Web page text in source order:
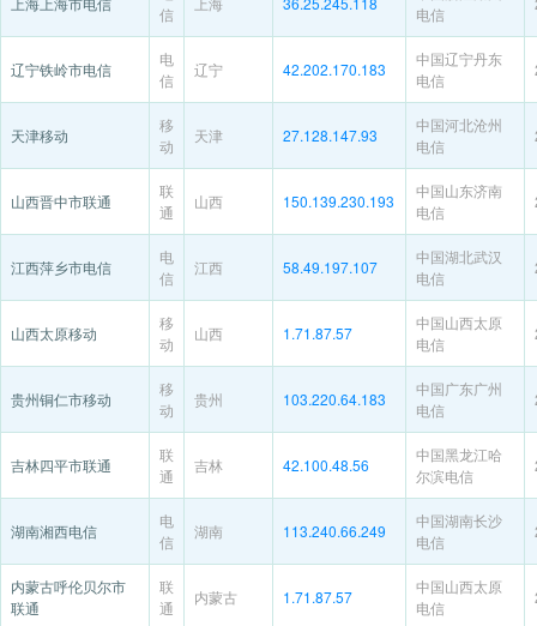
信
电信
辽宁铁岭市电信
电
信
辽宁 42.202.170.183
中国辽宁丹东
电信
天津移动
移
动
天津 27.128.147.93
中国河北沧州
电信
山西晋中市联通
联
通
山西 150.139.230.193
中国山东济南
电信
江西萍乡市电信
电
信
江西 58.49.197.107
中国湖北武汉
电信
山西太原移动
移
动
山西 1.71.87.57
中国山西太原
电信
贵州铜仁市移动
移
动
贵州 103.220.64.183
中国广东广州
电信
吉林四平市联通
联
通
吉林 42.100.48.56
中国黑龙江哈
尔滨电信
湖南湘西电信
电
信
湖南 113.240.66.249
中国湖南长沙
电信
内蒙古呼伦贝尔市
联通
联
通
内蒙古 1.71.87.57
中国山西太原
电信